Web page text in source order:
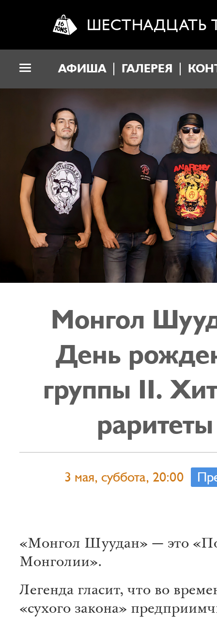
ШЕСТНАДЦАТЬ
АФИША ГАЛЕРЕЯ
Монгол
День
группы II.
раритеты
3 мая, суббота, 20:00
«Монгол Шуудан» — это
Монголии».
Легенда гласит, что во
«сухого закона»